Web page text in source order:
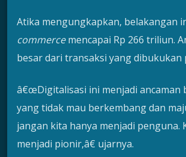
Atika mengungkapkan, belakangan
commercemencapai Rp 266 triliun.
besar dari transaksi yang dibukukan
â€œDigitalisasi ini menjadi ancaman
yang tidak mau berkembang dan
jangan kita hanya menjadi penguna.
menjadi pionir,â€ ujarnya.